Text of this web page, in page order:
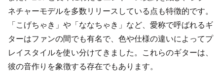
ネチャーモデルを多数リリースしている点も特徴的です。
「こげちゃき」や「ななちゃき」など、愛称で呼ばれるギ
ターはファンの間でも有名で、色や仕様の違いによってプ
レイスタイルを使い分けてきました。これらのギターは、
彼の音作りを象徴する存在でもあります。